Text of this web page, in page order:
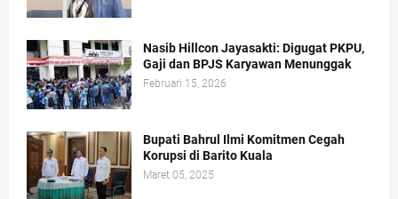
Nasib Hillcon Jayasakti: Digugat PKPU,
Gaji dan BPJS Karyawan Menunggak
Februari 15, 2026
Bupati Bahrul Ilmi Komitmen Cegah
Korupsi di Barito Kuala
Maret 05, 2025